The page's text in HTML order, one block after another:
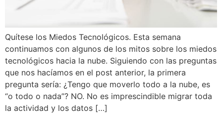
Quítese los Miedos Tecnológicos. Esta semana
continuamos con algunos de los mitos sobre los miedos
tecnológicos hacia la nube. Siguiendo con las preguntas
que nos hacíamos en el post anterior, la primera
pregunta sería: ¿Tengo que moverlo todo a la nube, es
“o todo o nada”? NO. No es imprescindible migrar toda
la actividad y los datos […]